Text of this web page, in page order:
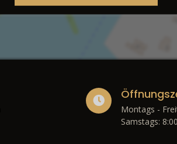
Montags -
Samstags: